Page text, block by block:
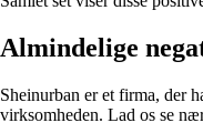
Almindelige
Sheinurban er et firma, der
virksomheden. Lad os se